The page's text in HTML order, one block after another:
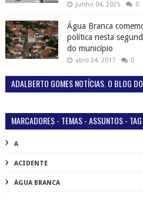
junho 04, 2025 0
Água Branca
política nesta
do município
abril 24, 2017 0
ADALBERTO GOMES NOTÍCIAS. O BLOG
MARCADORES - TEMAS - ASSUNTOS -
A
ACIDENTE
ÁGUA BRANCA